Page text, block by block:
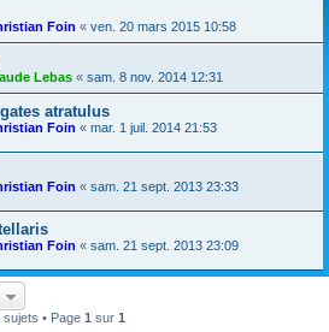
Foin « ven. 20 mars 2015 10:58
Lebas « sam. 8 nov. 2014 12:31
atratulus
Foin « mar. 1 juil. 2014 21:53
Foin « sam. 21 sept. 2013 23:33
Foin « sam. 21 sept. 2013 23:09
sujets • Page 1 sur 1